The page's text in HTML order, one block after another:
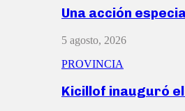
Una acción
5 agosto, 2026
PROVINCIA
Kicillof inauguró